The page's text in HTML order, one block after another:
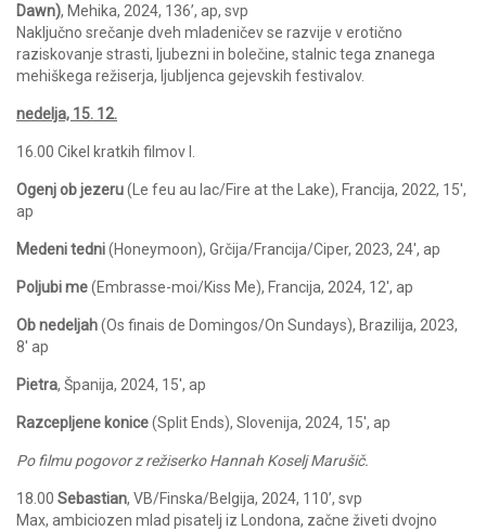
Dawn), Mehika, 2024, 136’, ap, svp
Naključno srečanje dveh mladeničev se razvije v erotično
raziskovanje strasti, ljubezni in bolečine, stalnic tega znanega
mehiškega režiserja, ljubljenca gejevskih festivalov.
nedelja, 15. 12.
16.00 Cikel kratkih filmov I.
Ogenj ob jezeru(Le feu au lac/Fire at the Lake), Francija, 2022, 15′,
ap
Medeni tedni(Honeymoon), Grčija/Francija/Ciper, 2023, 24′, ap
Poljubi me(Embrasse-moi/Kiss Me), Francija, 2024, 12′, ap
Ob nedeljah(Os finais de Domingos/On Sundays), Brazilija, 2023,
8′ ap
Pietra, Španija, 2024, 15′, ap
Razcepljene konice(Split Ends), Slovenija, 2024, 15′, ap
Po filmu pogovor z režiserko Hannah Koselj Marušič.
18.00 Sebastian, VB/Finska/Belgija, 2024, 110’, svp
Max, ambiciozen mlad pisatelj iz Londona, začne živeti dvojno